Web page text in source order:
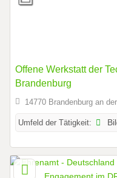
Offene Werkstatt der
Brandenburg
14770 Brandenburg an
Umfeld der Tätigkeit: